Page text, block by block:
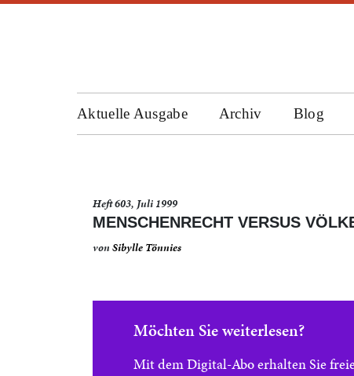
Aktuelle Ausgabe Archiv Blog
Heft 603, Juli 1999
MENSCHENRECHT VERSUS
vonSibylle Tönnies
Möchten Sie weiterlesen?
Mit dem Digital-Abo erhalten Sie